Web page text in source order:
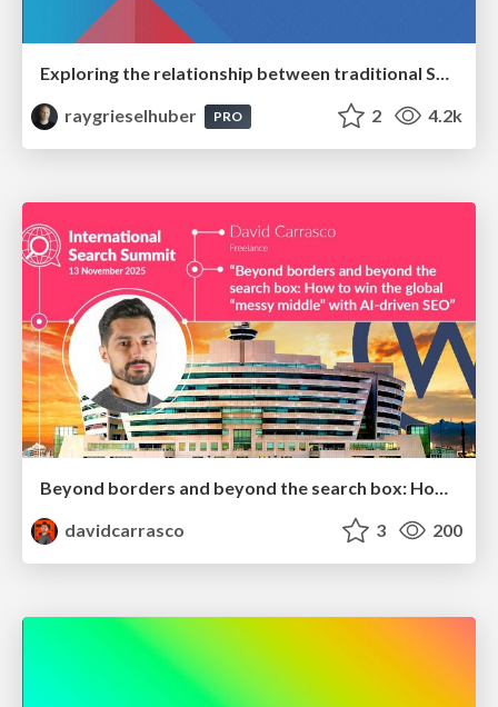
Exploring the relationship between traditional SERPs and Gen AI search
raygrieselhuber
PRO 2 4.2k
davidcarrasco
3 200